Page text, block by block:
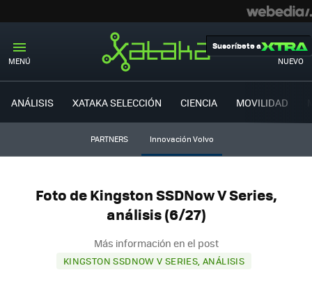
MENÚ NUEVO
Suscríbete a
ANÁLISIS XATAKA SELECCIÓN CIENCIA MOVILIDAD
PARTNERS Innovación Volvo
Foto de Kingston SSDNow V Series,
análisis (6/27)
Más información en el post
KINGSTON SSDNOW V SERIES, ANÁLISIS